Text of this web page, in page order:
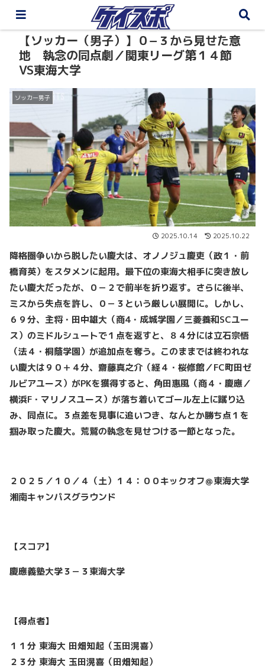
【ソッカー（男子）】０−３から見せた意
地 執念の同点劇／関東リーグ第１４節
VS東海大学
ソッカー男子
2025.10.14 2025.10.22
降格圏争いから脱したい慶大は、オノノジュ慶吏（政１・前
橋育英）をスタメンに起用。最下位の東海大相手に突き放し
たい慶大だったが、０－２で前半を折り返す。さらに後半、
ミスから失点を許し、０－３という厳しい展開に。しかし、
６９分、主将・田中雄大（商4・成城学園／三菱養和SCユー
ス）のミドルシュートで１点を返すと、８４分には立石宗悟
（法４・桐蔭学園）が追加点を奪う。このままでは終われな
い慶大は９０＋４分、齋藤真之介（経４・桜修館／FC町田ゼ
ルビアユース）がPKを獲得すると、角田惠風（商４・慶應／
横浜F・マリノスユース）が落ち着いてゴール左上に蹴り込
み、同点に。３点差を見事に追いつき、なんとか勝ち点１を
掴み取った慶大。荒鷲の執念を見せつける一節となった。
２０２５／１０／４（土）１４：００キックオフ＠東海大学
湘南キャンパスグラウンド
【スコア】
慶應義塾大学３－３東海大学
【得点者】
１１分 東海大 田畑知起（玉田滉喜）
２３分 東海大 玉田滉喜（田畑知起）